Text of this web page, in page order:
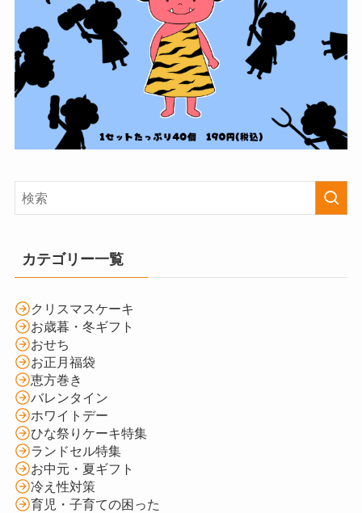
カテゴリー一覧
クリスマスケーキ
お歳暮・冬ギフト
おせち
お正月福袋
恵方巻き
バレンタイン
ホワイトデー
ひな祭りケーキ特集
ランドセル特集
お中元・夏ギフト
冷え性対策
育児・子育ての困った